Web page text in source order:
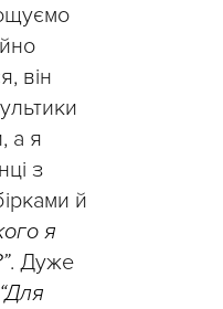
він
а я
з
й
я
. Дуже
“Для